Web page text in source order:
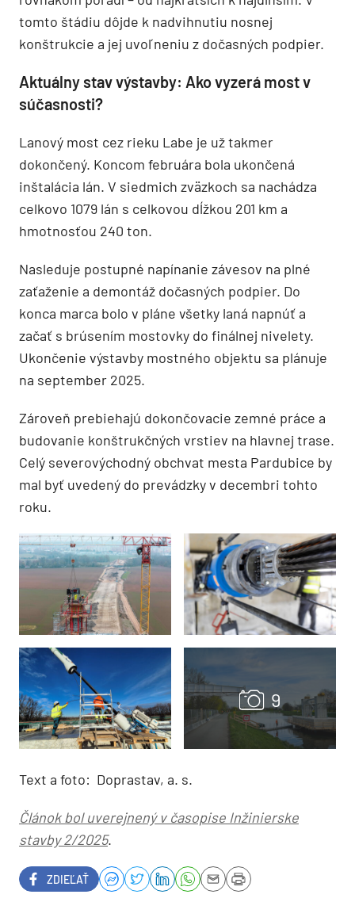
tomto štádiu dôjde k nadvihnutiu nosnej
konštrukcie a jej uvoľneniu z dočasných podpier.
Aktuálny stav výstavby: Ako vyzerá most v
súčasnosti?
Lanový most cez rieku Labe je už takmer
dokončený. Koncom februára bola ukončená
inštalácia lán. V siedmich zväzkoch sa nachádza
celkovo 1079 lán s celkovou dĺžkou 201 km a
hmotnosťou 240 ton.
Nasleduje postupné napínanie závesov na plné
zaťaženie a demontáž dočasných podpier. Do
konca marca bolo v pláne všetky laná napnúť a
začať s brúsením mostovky do finálnej nivelety.
Ukončenie výstavby mostného objektu sa plánuje
na september 2025.
Zároveň prebiehajú dokončovacie zemné práce a
budovanie konštrukčných vrstiev na hlavnej trase.
Celý severovýchodný obchvat mesta Pardubice by
mal byť uvedený do prevádzky v decembri tohto
roku.
Text a foto: Doprastav, a. s.
Článok bol uverejnený v časopise Inžinierske
stavby 2/2025.
ZDIEĽAŤ